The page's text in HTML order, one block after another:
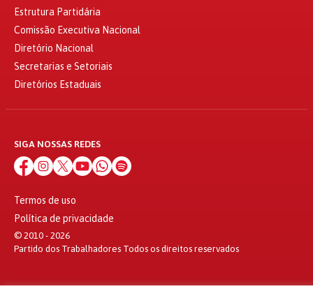
Estrutura Partidária
Comissão Executiva Nacional
Diretório Nacional
Secretarias e Setoriais
Diretórios Estaduais
SIGA NOSSAS REDES
Termos de uso
Política de privacidade
© 2010 - 2026
Partido dos Trabalhadores Todos os direitos reservados